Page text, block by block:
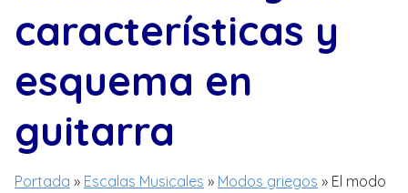
características y
esquema en
guitarra
Portada » Escalas Musicales » Modos griegos » El modo